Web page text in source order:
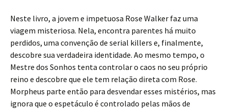
Neste livro, a jovem e impetuosa Rose Walker faz uma
viagem misteriosa. Nela, encontra parentes há muito
perdidos, uma convenção de serial killers e, finalmente,
descobre sua verdadeira identidade. Ao mesmo tempo, o
Mestre dos Sonhos tenta controlar o caos no seu próprio
reino e descobre que ele tem relação direta com Rose.
Morpheus parte então para desvendar esses mistérios, mas
ignora que o espetáculo é controlado pelas mãos de